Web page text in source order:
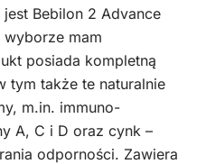
Bebilon 2 Advance
wyborze mam
posiada kompletną
tym także te naturalnie
m.in. immuno-
A, C i D oraz cynk –
odporności. Zawiera